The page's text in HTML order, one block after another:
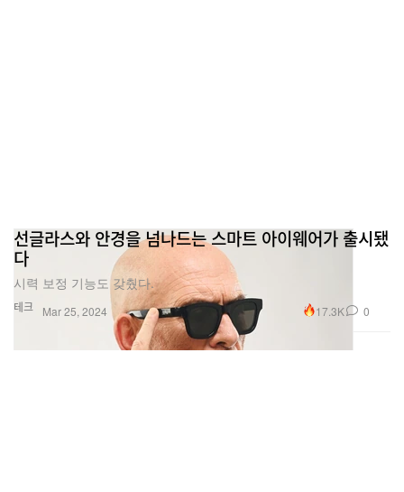
테크
선글라스와 안경을 넘나드는 스마트 아이웨어가 출시됐
다
시력 보정 기능도 갖췄다.
Mar 25, 2024 17.3K 0